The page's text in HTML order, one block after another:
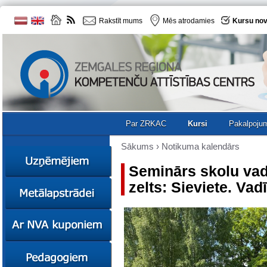
Rakstīt mums Mēs atrodamies Kursu
Par ZRKAC Kursi
uzņēmējdarbība
Resursi
Zemgales uzņēmumu
katalogs
Sākums › Notikuma kalendārs
Seminārs skolu
zelts: Sieviete.